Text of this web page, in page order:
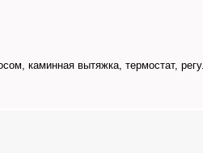
каминная вытяжка, термостат,